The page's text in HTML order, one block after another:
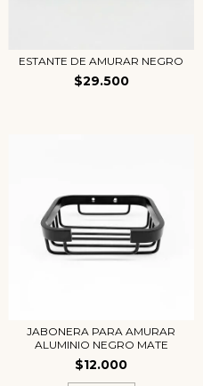
ESTANTE DE AMURAR NEGRO
$29.500
JABONERA PARA AMURAR
ALUMINIO NEGRO MATE
$12.000